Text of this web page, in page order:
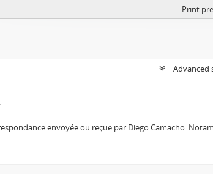
Print
Advanced
envoyée ou reçue par Diego Camacho.